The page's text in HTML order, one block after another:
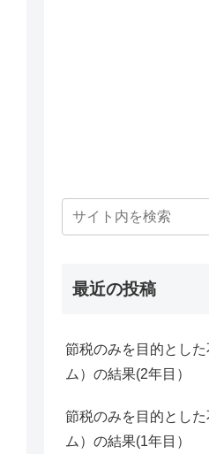
最近の投稿
節税のみを目的とし
ム）の結果(2年目）
節税のみを目的とし
ム）の結果(1年目）